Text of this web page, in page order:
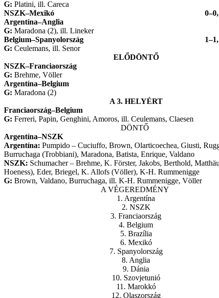
G: Platini, ill. Careca
NSZK–Mexikó 0–
Argentína–Anglia
G: Maradona (2), ill. Lineker
Belgium–Spanyolország 1–
G: Ceulemans, ill. Senor
ELŐDÖNTŐ
NSZK–Franciaország
G: Brehme, Völler
Argentína–Belgium
G: Maradona (2)
A 3. HELYÉRT
Franciaország–Belgium
G: Ferreri, Papin, Genghini, Amoros, ill. Ceulemans, Claesen
DÖNTŐ
Argentína–NSZK
Argentína: Pumpido – Cuciuffo, Brown, Olarticoechea, Giusti,
Burruchaga (Trobbiani), Maradona, Batista, Enrique, Valdano
NSZK: Schumacher – Brehme, K. Förster, Jakobs, Berthold,
Hoeness), Eder, Briegel, K. Allofs (Völler), K-H. Rummenigge
G: Brown, Valdano, Burruchaga, ill. K-H. Rummenigge, Völler
A VÉGEREDMÉNY
1. Argentína
2. NSZK
3. Franciaország
4. Belgium
5. Brazília
6. Mexikó
7. Spanyolország
8. Anglia
9. Dánia
10. Szovjetunió
11. Marokkó
12. Olaszország